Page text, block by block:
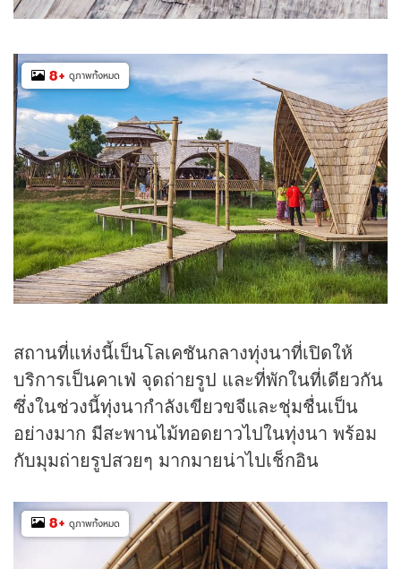
8+ ดูภาพทั้งหมด
สถานที่แห่งนี้เป็นโลเคชันกลางทุ่งนาที่เปิดให้
บริการเป็นคาเฟ่ จุดถ่ายรูป และที่พักในที่เดียวกัน
ซึ่งในช่วงนี้ทุ่งนากำลังเขียวขจีและชุ่มชื่นเป็น
อย่างมาก มีสะพานไม้ทอดยาวไปในทุ่งนา พร้อม
กับมุมถ่ายรูปสวยๆ มากมายน่าไปเช็กอิน
8+ ดูภาพทั้งหมด